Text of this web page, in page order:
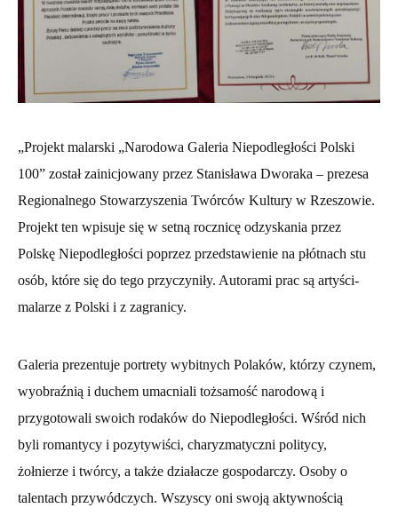
„Projekt malarski „Narodowa Galeria Niepodległości Polski
100” został zainicjowany przez Stanisława Dworaka – prezesa
Regionalnego Stowarzyszenia Twórców Kultury w Rzeszowie.
Projekt ten wpisuje się w setną rocznicę odzyskania przez
Polskę Niepodległości poprzez przedstawienie na płótnach stu
osób, które się do tego przyczyniły. Autorami prac są artyści-
malarze z Polski i z zagranicy.
Galeria prezentuje portrety wybitnych Polaków, którzy czynem,
wyobraźnią i duchem umacniali tożsamość narodową i
przygotowali swoich rodaków do Niepodległości. Wśród nich
byli romantycy i pozytywiści, charyzmatyczni politycy,
żołnierze i twórcy, a także działacze gospodarczy. Osoby o
talentach przywódczych. Wszyscy oni swoją aktywnością